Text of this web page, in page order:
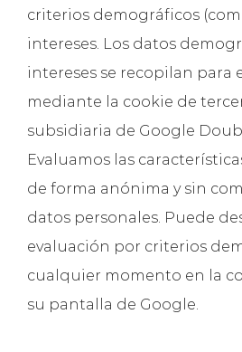
criterios demográficos
intereses. Los datos
intereses se recopilan para
mediante la cookie de
subsidiaria de Google
Evaluamos las
de forma anónima y sin
datos personales. Puede
evaluación por criterios
cualquier momento en la
su pantalla de Google.